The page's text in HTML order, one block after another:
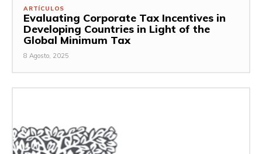
ARTÍCULOS
Evaluating Corporate Tax Incentives in
Developing Countries in Light of the
Global Minimum Tax
8 Agosto, 2025